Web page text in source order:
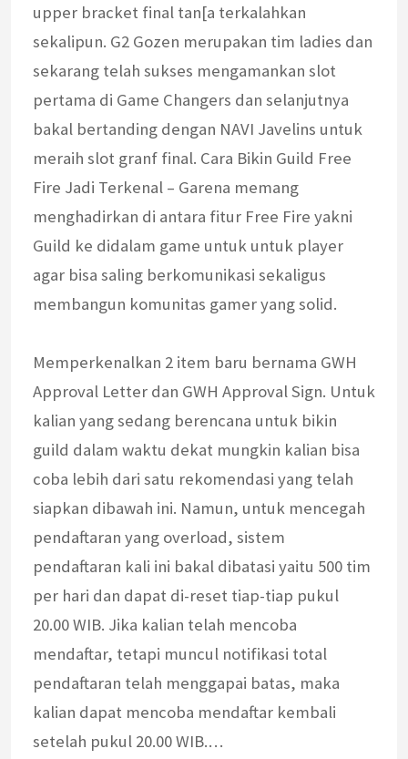
upper bracket final tan[a terkalahkan
sekalipun. G2 Gozen merupakan tim ladies dan
sekarang telah sukses mengamankan slot
pertama di Game Changers dan selanjutnya
bakal bertanding dengan NAVI Javelins untuk
meraih slot granf final. Cara Bikin Guild Free
Fire Jadi Terkenal – Garena memang
menghadirkan di antara fitur Free Fire yakni
Guild ke didalam game untuk untuk player
agar bisa saling berkomunikasi sekaligus
membangun komunitas gamer yang solid.
Memperkenalkan 2 item baru bernama GWH
Approval Letter dan GWH Approval Sign. Untuk
kalian yang sedang berencana untuk bikin
guild dalam waktu dekat mungkin kalian bisa
coba lebih dari satu rekomendasi yang telah
siapkan dibawah ini. Namun, untuk mencegah
pendaftaran yang overload, sistem
pendaftaran kali ini bakal dibatasi yaitu 500 tim
per hari dan dapat di-reset tiap-tiap pukul
20.00 WIB. Jika kalian telah mencoba
mendaftar, tetapi muncul notifikasi total
pendaftaran telah menggapai batas, maka
kalian dapat mencoba mendaftar kembali
setelah pukul 20.00 WIB.…